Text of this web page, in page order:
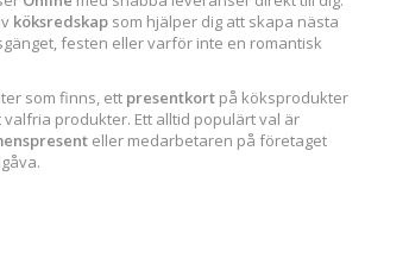
köksredskap som hjälper dig att skapa nästa
festen eller varför inte en romantisk
som finns, ett presentkort på köksprodukter
produkter. Ett alltid populärt val är
eller medarbetaren på företaget